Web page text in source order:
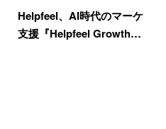
Helpfeel、AI時代のマーケ
支援『Helpfeel Growth…